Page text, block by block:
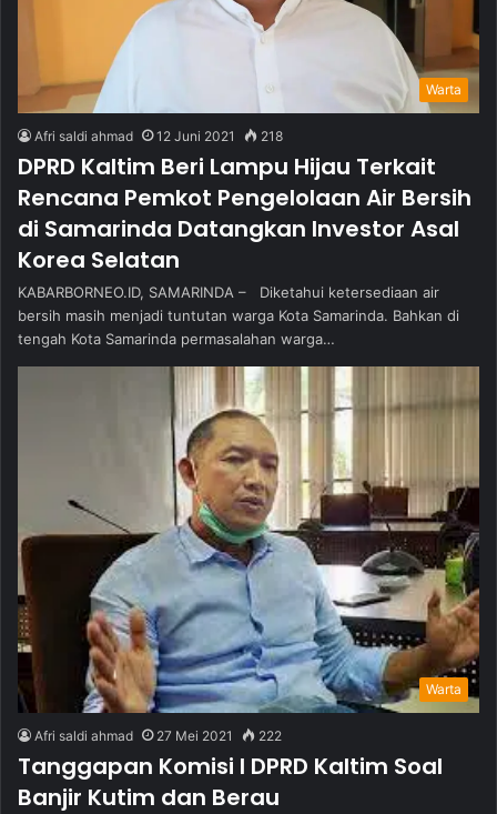
Warta
Afri saldi ahmad 12 Juni 2021 218
DPRD Kaltim Beri Lampu Hijau Terkait
Rencana Pemkot Pengelolaan Air Bersih
di Samarinda Datangkan Investor Asal
Korea Selatan
KABARBORNEO.ID, SAMARINDA – Diketahui ketersediaan air
bersih masih menjadi tuntutan warga Kota Samarinda. Bahkan di
tengah Kota Samarinda permasalahan warga…
Warta
Afri saldi ahmad 27 Mei 2021 222
Tanggapan Komisi I DPRD Kaltim Soal
Banjir Kutim dan Berau